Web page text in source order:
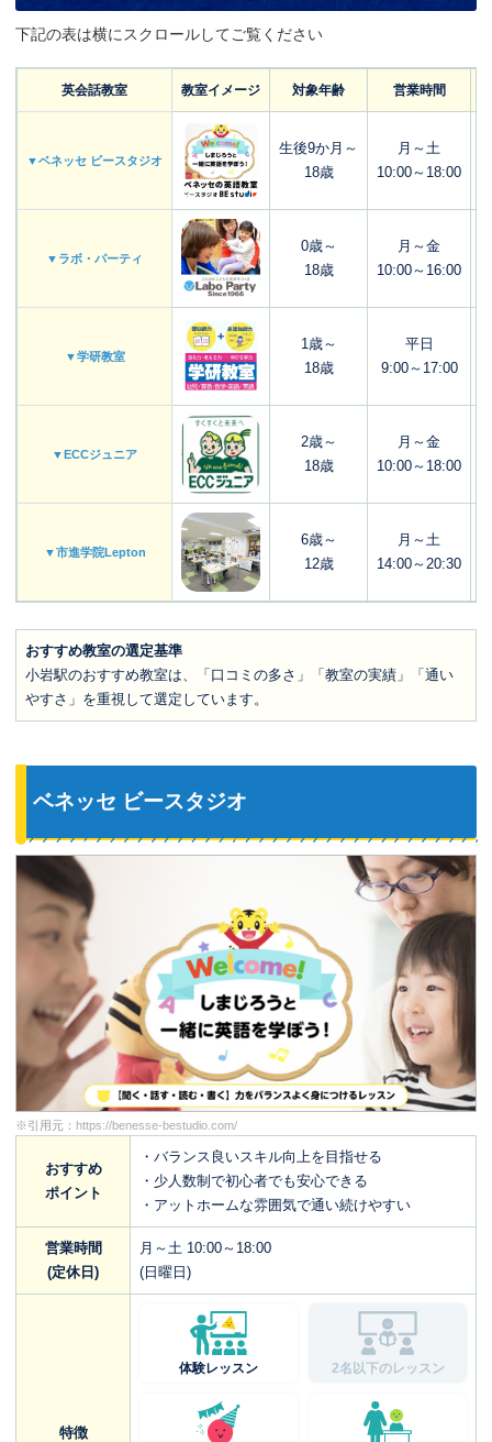
下記の表は横にスクロールしてご覧ください
英会話教室 教室イメージ 対象年齢 営業時間
▼ベネッセ ビースタジオ
生後9か月～
18歳
月～土
10:00～18:00
▼ラボ・パーティ
0歳～
18歳
月～金
10:00～16:00
▼学研教室
1歳～
18歳
平日
9:00～17:00
▼ECCジュニア
2歳～
18歳
月～金
10:00～18:00
▼市進学院Lepton
6歳～
12歳
月～土
14:00～20:30
おすすめ教室の選定基準
小岩駅のおすすめ教室は、「口コミの多さ」「教室の実績」「通い
やすさ」を重視して選定しています。
ベネッセ ビースタジオ
※引用元： https://benesse-bestudio.com/
おすすめ
ポイント
・バランス良いスキル向上を目指せる
・少人数制で初心者でも安心できる
・アットホームな雰囲気で通い続けやすい
営業時間
(定休日)
月～土 10:00～18:00
(日曜日)
特徴
体験レッスン 2名以下のレッスン